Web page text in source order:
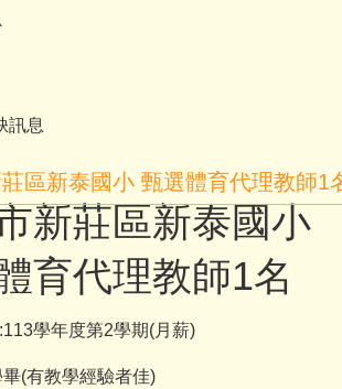
訊息
區新泰國小 甄選體育代理教師1
新莊區新泰國小
育代理教師1名
學年度第2學期(月薪)
(有教學經驗者佳)